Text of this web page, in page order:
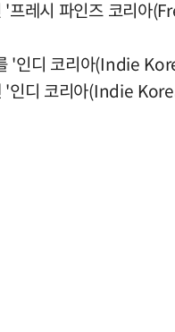
프레시 파인즈 코리아
'인디 코리아(Indie
'인디 코리아(Indie